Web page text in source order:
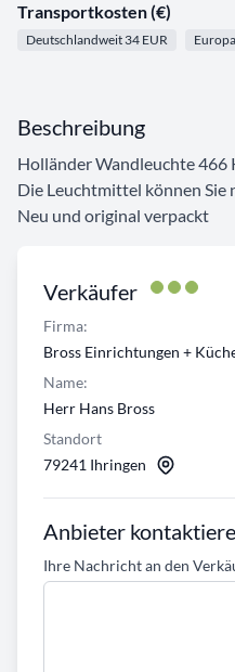
Transportkosten (€)
Deutschlandweit 34 EUR
Verkäufer
Firma:
Bross Einrichtungen +
Name:
Herr Hans Bross
Standort
79241 Ihringen
Anbieter
Ihre Nachricht an den
Beschreibung
Holländer Wandleuchte 466
Die Leuchtmittel können Sie
Neu und original verpackt